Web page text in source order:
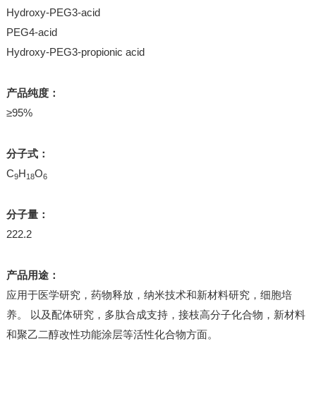
Hydroxy-PEG3-acid
PEG4-acid
Hydroxy-PEG3-propionic acid
产品纯度：
≥95%
分子式：
C9H18O6
分子量：
222.2
产品用途：
应用于医学研究，药物释放，纳米技术和新材料研究，细胞培
养。 以及配体研究，多肽合成支持，接枝高分子化合物，新材料
和聚乙二醇改性功能涂层等活性化合物方面。